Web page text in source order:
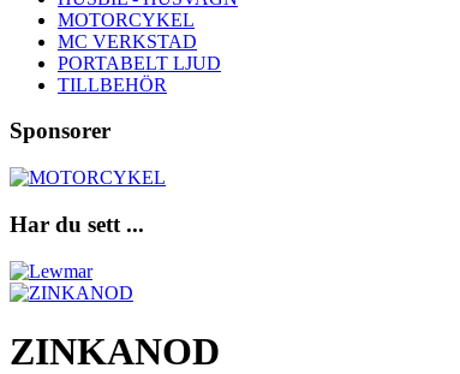
MOTORCYKEL
MC VERKSTAD
PORTABELT LJUD
TILLBEHÖR
Sponsorer
Har du sett ...
ZINKANOD